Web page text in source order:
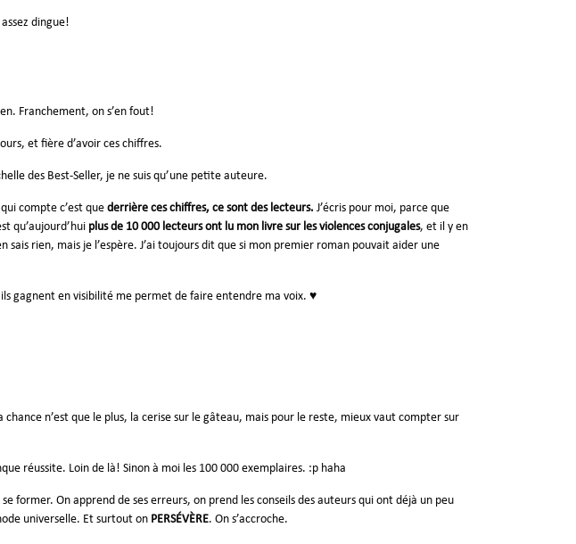
dingue!
Franchement, on s’en fout!
et fière d’avoir ces chiffres.
des Best-Seller, je ne suis qu’une petite auteure.
compte c’est que derrière ces chiffres, ce sont des lecteurs. J’écris pour moi, parce que
qu’aujourd’hui plus de 10 000 lecteurs ont lu mon livre sur les violences conjugales, et il y en
sais rien, mais je l’espère. J’ai toujours dit que si mon premier roman pouvait aider une
gagnent en visibilité me permet de faire entendre ma voix. ♥
chance n’est que le plus, la cerise sur le gâteau, mais pour le reste, mieux vaut compter sur
réussite. Loin de là! Sinon à moi les 100 000 exemplaires. :p haha
former. On apprend de ses erreurs, on prend les conseils des auteurs qui ont déjà un peu
universelle. Et surtout on PERSÉVÈRE. On s’accroche.